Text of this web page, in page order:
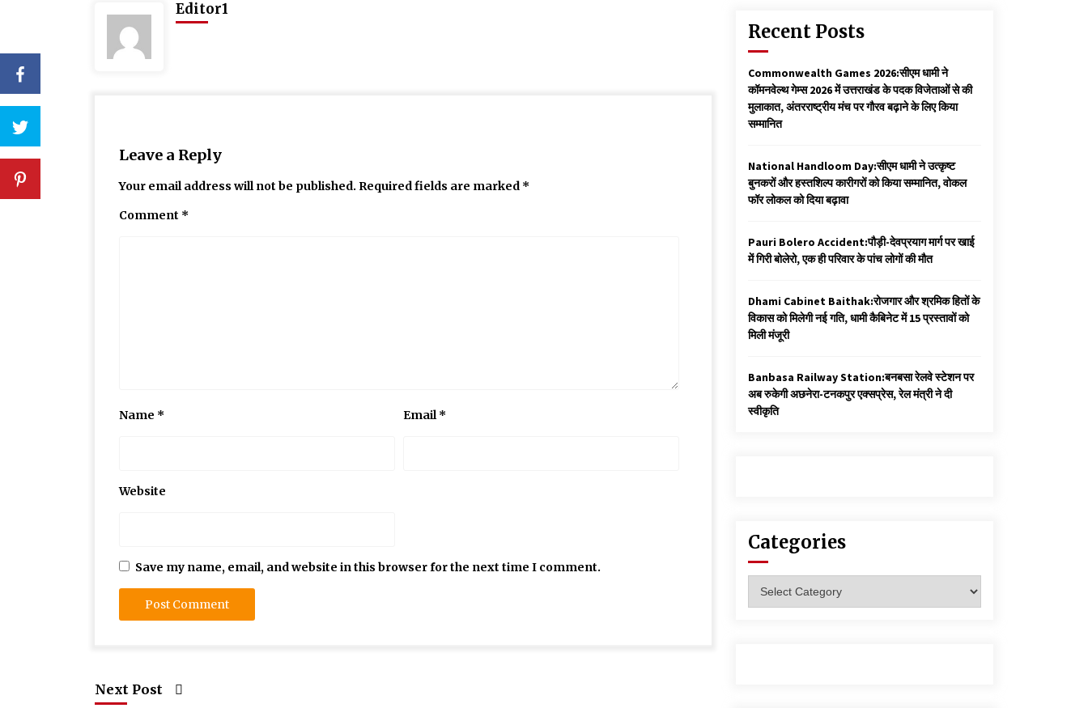
Editor1
Leave a Reply
Your email address will not be published. Required fields are marked *
Comment *
Name * Email*
Website
Save my name, email, and website in this browser for the next time I comment.
Next Post
Recent Posts
Commonwealth Games 2026:सीएम धामी ने
कॉमनवेल्थ गेम्स 2026 में उत्तराखंड के पदक विजेताओं से की
मुलाकात, अंतरराष्ट्रीय मंच पर गौरव बढ़ाने के लिए किया
सम्मानित
National Handloom Day:सीएम धामी ने उत्कृष्ट
बुनकरों और हस्तशिल्प कारीगरों को किया सम्मानित, वोकल
फॉर लोकल को दिया बढ़ावा
Pauri Bolero Accident:पौड़ी-देवप्रयाग मार्ग पर खाई
में गिरी बोलेरो, एक ही परिवार के पांच लोगों की मौत
Dhami Cabinet Baithak:रोजगार और श्रमिक हितों के
विकास को मिलेगी नई गति, धामी कैबिनेट में 15 प्रस्तावों को
मिली मंजूरी
Banbasa Railway Station:बनबसा रेलवे स्टेशन पर
अब रुकेगी अछनेरा-टनकपुर एक्सप्रेस, रेल मंत्री ने दी
स्वीकृति
Categories